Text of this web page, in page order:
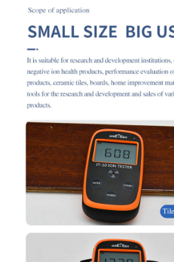
Fabrika turu
Kalite kontrol
Bize ulaşın
Haberler
Davalar gösteriyor